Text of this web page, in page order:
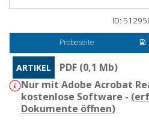
ID:
Probeseite
ARTIKEL
PDF (0,1 Mb)
Nur mit Adobe Acrobat
kostenlose Software - (
Dokumente öffnen)